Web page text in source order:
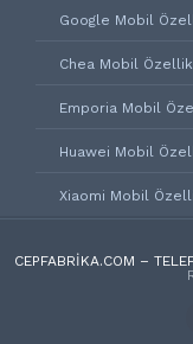
Google Mobil
Chea Mobil
Emporia Mobil
Huawei Mobil
Xiaomi Mobil
CEPFABRIKA.COM –